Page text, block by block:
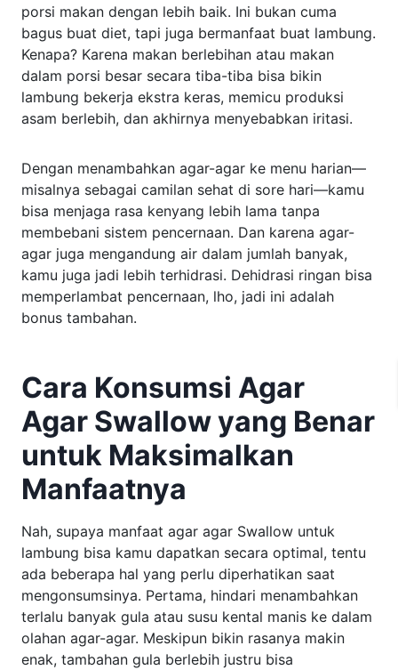
porsi makan dengan lebih baik. Ini bukan cuma
bagus buat diet, tapi juga bermanfaat buat lambung.
Kenapa? Karena makan berlebihan atau makan
dalam porsi besar secara tiba-tiba bisa bikin
lambung bekerja ekstra keras, memicu produksi
asam berlebih, dan akhirnya menyebabkan iritasi.
Dengan menambahkan agar-agar ke menu harian—
misalnya sebagai camilan sehat di sore hari—kamu
bisa menjaga rasa kenyang lebih lama tanpa
membebani sistem pencernaan. Dan karena agar-
agar juga mengandung air dalam jumlah banyak,
kamu juga jadi lebih terhidrasi. Dehidrasi ringan bisa
memperlambat pencernaan, lho, jadi ini adalah
bonus tambahan.
Cara Konsumsi Agar
Agar Swallow yang Benar
untuk Maksimalkan
Manfaatnya
Nah, supaya manfaat agar agar Swallow untuk
lambung bisa kamu dapatkan secara optimal, tentu
ada beberapa hal yang perlu diperhatikan saat
mengonsumsinya. Pertama, hindari menambahkan
terlalu banyak gula atau susu kental manis ke dalam
olahan agar-agar. Meskipun bikin rasanya makin
enak, tambahan gula berlebih justru bisa